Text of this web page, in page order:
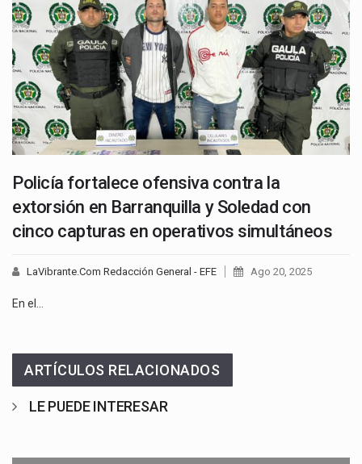
Policía fortalece ofensiva contra la
extorsión en Barranquilla y Soledad con
cinco capturas en operativos simultáneos
LaVibrante.Com Redacción General - EFE Ago 20, 2025
En el…
ARTÍCULOS RELACIONADOS
LE PUEDE INTERESAR